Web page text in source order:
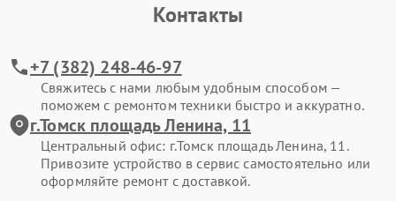
Контакты
+7 (382) 248-46-97
Свяжитесь с нами любым удобным способом —
поможем с ремонтом техники быстро и аккуратно.
г.Томск площадь Ленина, 11
Центральный офис: г.Томск площадь Ленина, 11.
Привозите устройство в сервис самостоятельно или
оформляйте ремонт с доставкой.